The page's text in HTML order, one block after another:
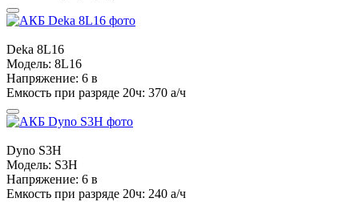
Deka 8L16
Модель: 8L16
Напряжение: 6 в
Емкость при разряде 20ч: 370 а/ч
Dyno S3H
Модель: S3H
Напряжение: 6 в
Емкость при разряде 20ч: 240 а/ч